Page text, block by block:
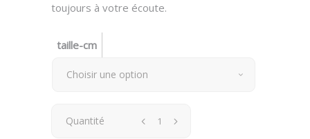
toujours à votre écoute.
taille-cm
Choisir une option
Quantité